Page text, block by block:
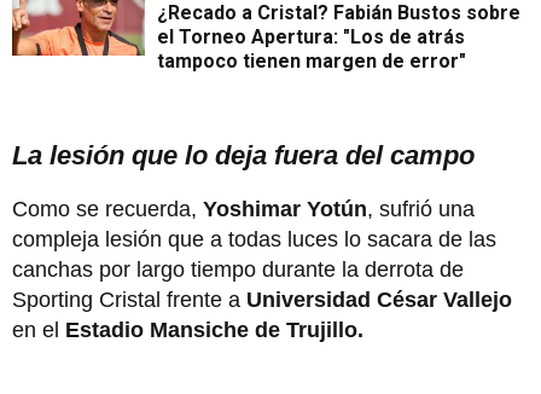
¿Recado a Cristal? Fabián Bustos sobre
el Torneo Apertura: "Los de atrás
tampoco tienen margen de error"
La lesión que lo deja fuera del campo
Como se recuerda, Yoshimar Yotún, sufrió una
compleja lesión que a todas luces lo sacara de las
canchas por largo tiempo durante la derrota de
Sporting Cristal frente a Universidad César Vallejo
en el Estadio Mansiche de Trujillo.